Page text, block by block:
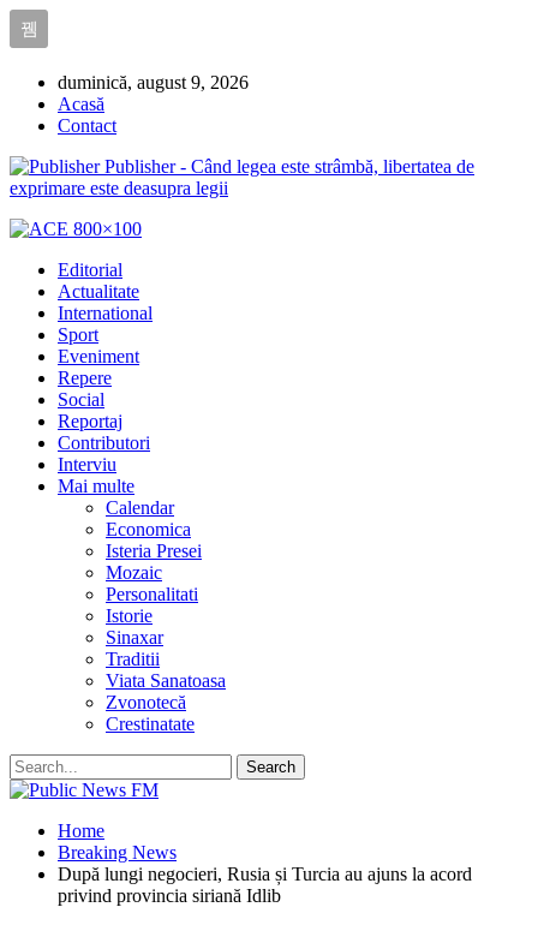
duminică, august 9, 2026
Acasă
Contact
Publisher - Când legea este strâmbă, libertatea de
exprimare este deasupra legii
Editorial
Actualitate
International
Sport
Eveniment
Repere
Social
Reportaj
Contributori
Interviu
Mai multe
Calendar
Economica
Isteria Presei
Mozaic
Personalitati
Istorie
Sinaxar
Traditii
Viata Sanatoasa
Zvonotecă
Crestinatate
Home
Breaking News
După lungi negocieri, Rusia și Turcia au ajuns la acord
privind provincia siriană Idlib